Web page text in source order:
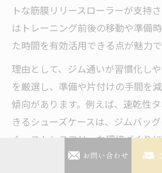
トな筋膜リリースローラーが支持
はトレーニング前後の移動や準備
た時間を有効活用できる点が魅力で
理由として、ジム通いが習慣化し
を厳選し、準備や片付けの手間を
傾向があります。例えば、速乾性
きるシューズケースは、ジムバッ
く、ストレスフリーな環境づくりに
「毎日のジム通いが面倒に感じな
お問い合わせ